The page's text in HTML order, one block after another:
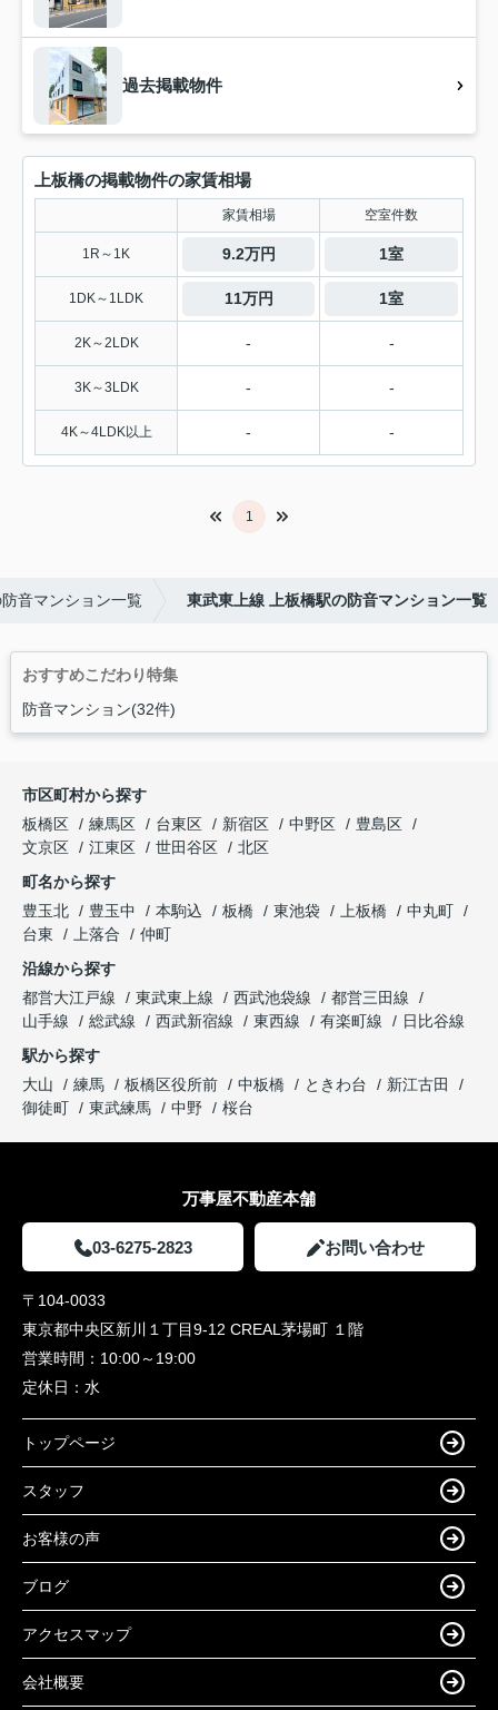
過去掲載物件
上板橋の掲載物件の家賃相場
家賃相場 空室件数
1R～1K 9.2万円 1室
1DK～1LDK 11万円 1室
2K～2LDK - -
3K～3LDK - -
4K～4LDK以上 - -
1
音マンション一覧 東武東上線 上板橋駅の防音マンション一覧
おすすめこだわり特集
防音マンション(32件)
市区町村から探す
板橋区
練馬区 台東区 新宿区 中野区
豊島区
文京区
江東区 世田谷区
北区
町名から探す
豊玉北
豊玉中 本駒込 板橋 東池袋 上板橋
中丸町
台東
上落合
仲町
沿線から探す
都営大江戸線
東武東上線 西武池袋線
都営三田線
山手線
総武線 西武新宿線 東西線 有楽町線
日比谷線
駅から探す
大山
練馬 板橋区役所前 中板橋 ときわ台
新江古田
御徒町
東武練馬 中野 桜台
万事屋不動産本舗
03-6275-2823 お問い合わせ
〒104-0033
東京都中央区新川１丁目9-12 CREAL茅場町 １階
営業時間： 10:00～19:00
定休日： 水
トップページ
スタッフ
お客様の声
ブログ
アクセスマップ
会社概要